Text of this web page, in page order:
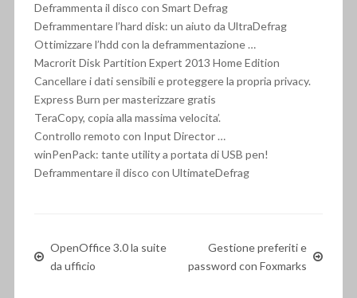
Deframmenta il disco con Smart Defrag
Deframmentare l’hard disk: un aiuto da UltraDefrag
Ottimizzare l’hdd con la deframmentazione …
Macrorit Disk Partition Expert 2013 Home Edition
Cancellare i dati sensibili e proteggere la propria privacy.
Express Burn per masterizzare gratis
TeraCopy, copia alla massima velocita’.
Controllo remoto con Input Director …
winPenPack: tante utility a portata di USB pen!
Deframmentare il disco con UltimateDefrag
OpenOffice 3.0 la suite
da ufficio
Gestione preferiti e
password con Foxmarks